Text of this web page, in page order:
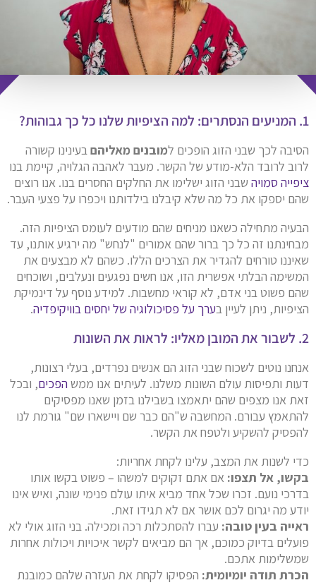
1. המניעים הנסתרים: למה הציפיות שלנו כל כך גבוהות?
הסיבה לכך שבני הזוג הופכים למובנים מאליהםבעינינו קשורה
לרוב לרובד הלא-מודע של הקשר. מעבר לאהבה הגלויה, קיימת בנו
ציפייה סמויה שבני הזוג ישלימו את החלקים החסרים בנו. אנו רוצים
שהם יספקו את כל מה שלא קיבלנו בילדותנו ויכפרו על פצעי העבר.
הבעיה מתחילה כשאנו מניחים שהם מודעים לעומס הציפיות הזה.
מבחינתנו זה כל כך ברור שהם אמורים "לנחש" מה ירגיע אותנו, עד
שאיננו טורחים להגדיר את הצרכים הללו. כשהם לא מבצעים את
המשימה הבלתי אפשרית הזו, אנו חשים נפגעים ונעלבים, ושוכחים
שהם פשוט בני אדם, לא קוראי מחשבות. למידע נוסף על דינמיקת
הציפיות, ניתן לעיין בערך על פסיכולוגיה של יחסים בוויקיפדיה.
2. לשבור את המובן מאליו: לראות את השונות
אנחנו נוטים לשכוח שבני הזוג הם אנשים נפרדים, בעלי רצונות,
דעות ותפיסות עולם השונות משלנו. לעיתים אנו ממשהפכים, ובכל
זאת אנו מצפים שהם יתאמצו בשבילנו בזמן שאנו מפסיקים
להתאמץ עבורם. המחשבה ש"הם כבר שם ויישארו שם" גורמת לנו
להפסיק להשקיע ולטפח את הקשר.
כדי לשנות את המצב, עלינו לקחת אחריות:
בקשו, אל תצפו: אם אתם זקוקים למשהו – פשוט בקשו אותו
בדרכי נועם. זכרו שכל אחד מביא איתו עולם פנימי שונה, ואיש אינו
יודע מה יגרום לכם אושר אם לא תגידו זאת.
ראייה בעין טובה: עברו להסתכלות רכה ומכילה. בני הזוג אולי לא
פועלים בדיוק כמוכם, אך הם מביאים לקשר איכויות ויכולות אחרות
שמשלימות אתכם.
הכרת תודה יומיומית: הפסיקו לקחת את העזרה שלהם כמובנת